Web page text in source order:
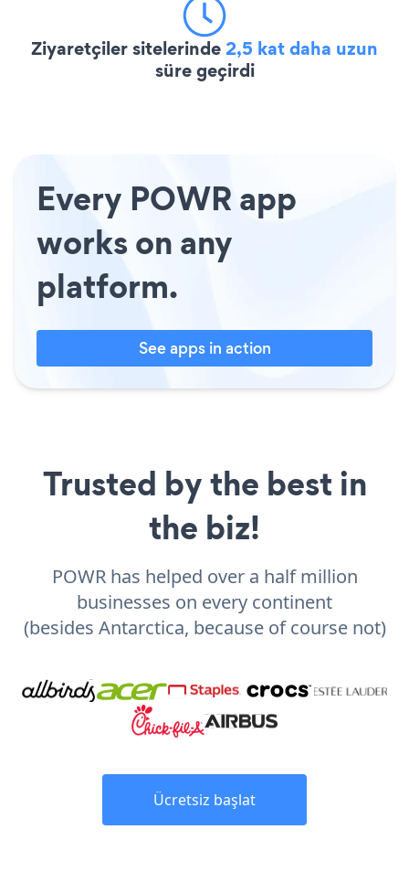
Ziyaretçiler sitelerinde2,5 kat daha uzun
süre geçirdi
Every POWR app
works on any
platform.
See apps in action
Trusted by the best in
the biz!
POWR has helped over a half million
businesses on every continent
(besides Antarctica, because of course not)
Ücretsiz başlat